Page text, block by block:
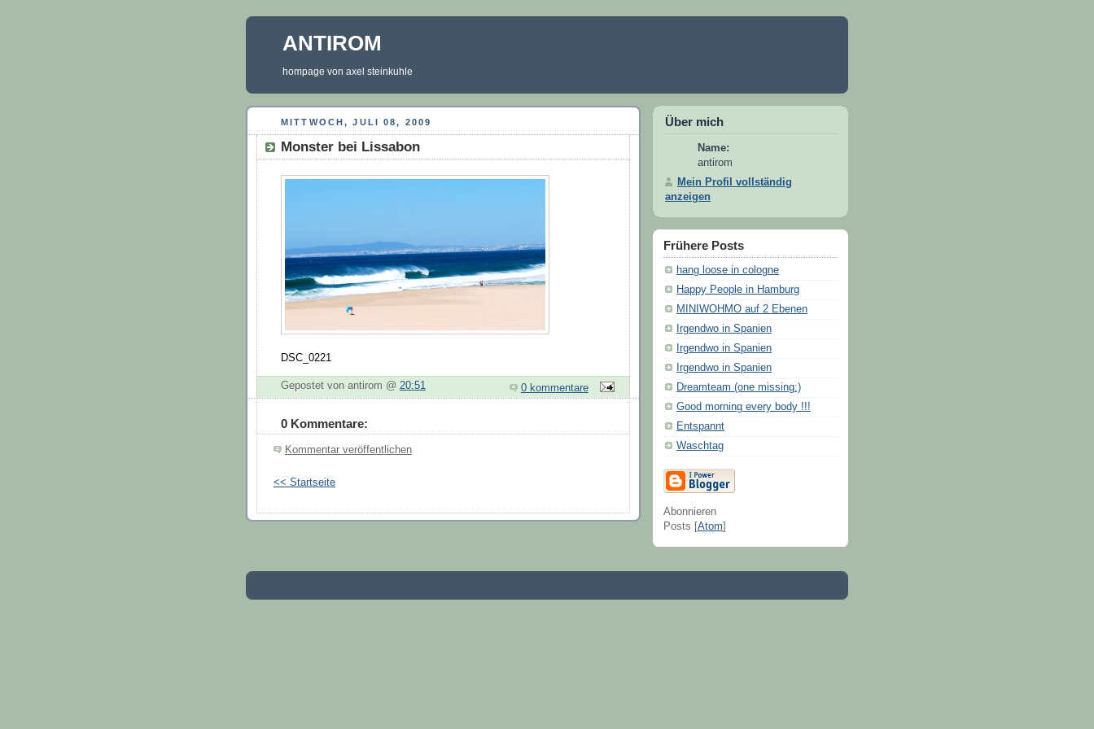
ANTIROM
hompage von axel steinkuhle
MITTWOCH, JULI 08, 2009
Monster bei Lissabon
DSC_0221
Gepostet von antirom @ 20:51 0 kommentare
0 Kommentare:
Kommentar veröffentlichen
<< Startseite
Über mich
Name:
antirom
Mein Profil vollständig
anzeigen
Frühere Posts
hang loose in cologne
Happy People in Hamburg
MINIWOHMO auf 2 Ebenen
Irgendwo in Spanien
Irgendwo in Spanien
Irgendwo in Spanien
Dreamteam (one missing:)
Good morning every body !!!
Entspannt
Waschtag
Abonnieren
Posts [ Atom